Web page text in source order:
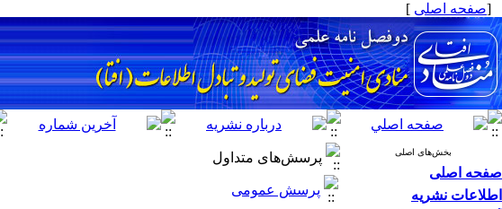
[صفحه اصلی ]
بخش‌های اصلی
صفحه اصلی
اطلاعات نشریه
پرسش‌های متداول
پرسش عمومی